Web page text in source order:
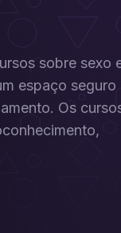
sobre sexo
espaço
Os